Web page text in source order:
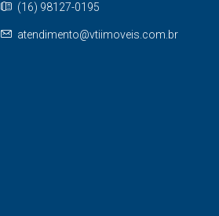
(16) 98127-0195
atendimento@vtiimoveis.com.br